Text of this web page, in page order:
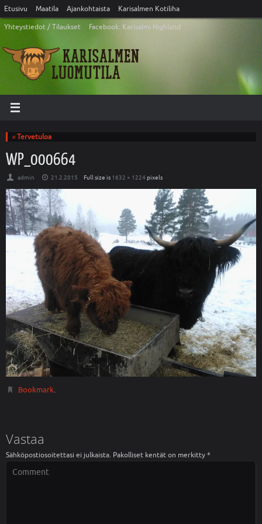
Etusivu Maatila Ajankohtaista
Karisalmen Kotiliha
Yhteystiedot / Tilaukset
Facebook: Karisalmi Highland
«Tervetuloa
WP_000664
admin 21.2.2015 Full size is 1632 × 1224 pixels
Bookmark.
Vastaa
Sähköpostiosoitettasi ei julkaista. Pakolliset kentät on merkitty*